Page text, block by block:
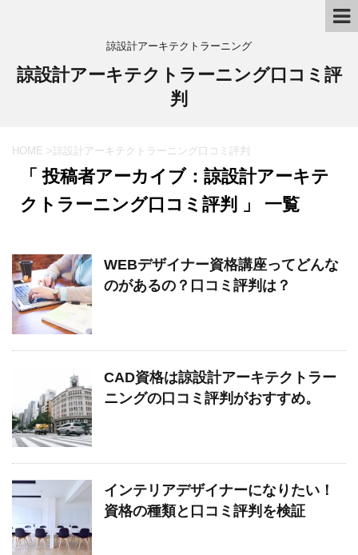
諒設計アーキテクトラーニング
諒設計アーキテクトラーニング口コミ評
判
HOME >諒設計アーキテクトラーニング口コミ評判
「 投稿者アーカイブ：諒設計アーキテ
クトラーニング口コミ評判 」 一覧
WEBデザイナー資格講座ってどんな
のがあるの？口コミ評判は？
CAD資格は諒設計アーキテクトラー
ニングの口コミ評判がおすすめ。
インテリアデザイナーになりたい！
資格の種類と口コミ評判を検証